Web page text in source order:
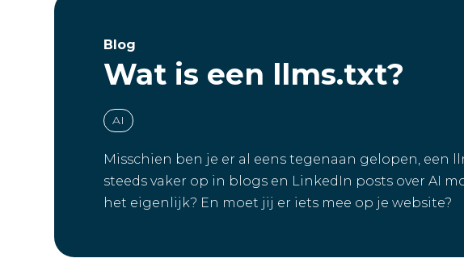
Blog
Wat is een llms.txt?
AI
Misschien ben je er al eens tegenaan gelopen, een
steeds vaker op in blogs en LinkedIn posts over AI
het eigenlijk? En moet jij er iets mee op je website?